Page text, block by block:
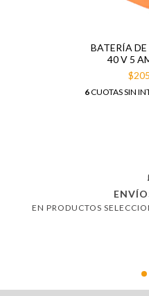
BATERÍA
40 V 5
6CUOTAS SIN
EN PRODUCTOS